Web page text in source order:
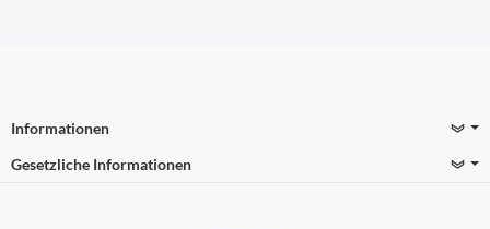
Informationen
Gesetzliche Informationen